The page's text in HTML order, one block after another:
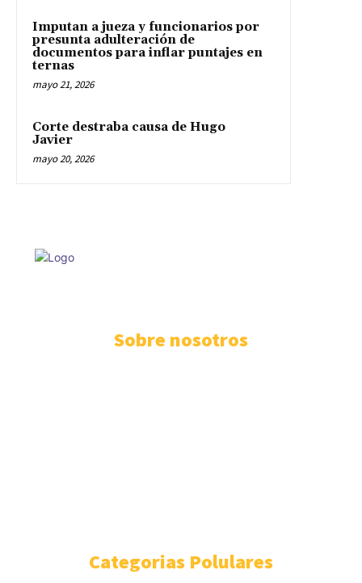
Imputan a jueza y funcionarios por
presunta adulteración de
documentos para inflar puntajes en
ternas
mayo 21, 2026
Corte destraba causa de Hugo
Javier
mayo 20, 2026
Sobre nosotros
Categorias Polulares